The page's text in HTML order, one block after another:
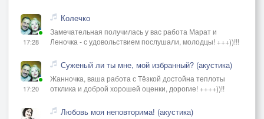
17:28
Колечко
Замечательная получилась у вас работа Марат и
Леночка - с удовольствием послушали, молодцы! +++))!!!
17:20
Суженый ли ты мне, мой избранный? (акустика)
Жанночка, ваша работа с Тёзкой достойна теплоты
отклика и доброй хорошей оценки, дорогие! ++++))!!
Любовь моя неповторима! (акустика)